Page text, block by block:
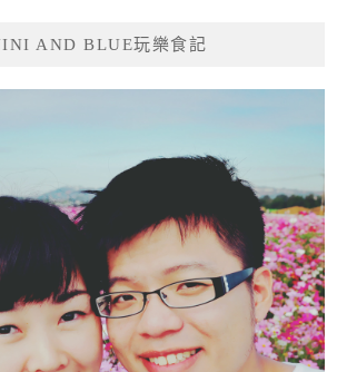
AND BLUE玩樂食記